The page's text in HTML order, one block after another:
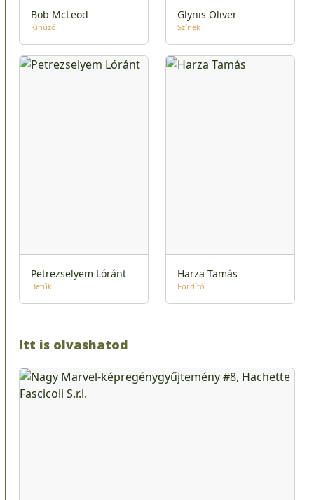
Bob McLeod
Kihúzó
Glynis Oliver
Színek
Petrezselyem Lóránt
Betűk
Harza Tamás
Fordító
Itt is olvashatod